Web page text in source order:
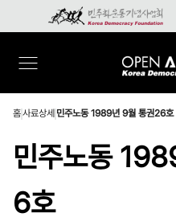
홈사료상세 민주노동 1989년 9월 통권26호
민주노동
6호